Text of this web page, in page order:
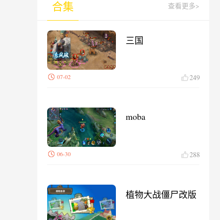
合集 查看更多>
三国
07-02 249
moba
06-30 288
植物大战僵尸改版